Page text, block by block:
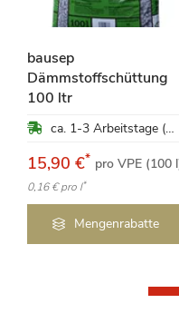
bausep
Dämmstoffschüttung
100 ltr
ca. 1-3 Arbeitstage (Mo-Fr)
15,90 €* pro VPE (100
0,16 €pro l*
Mengenrabatte